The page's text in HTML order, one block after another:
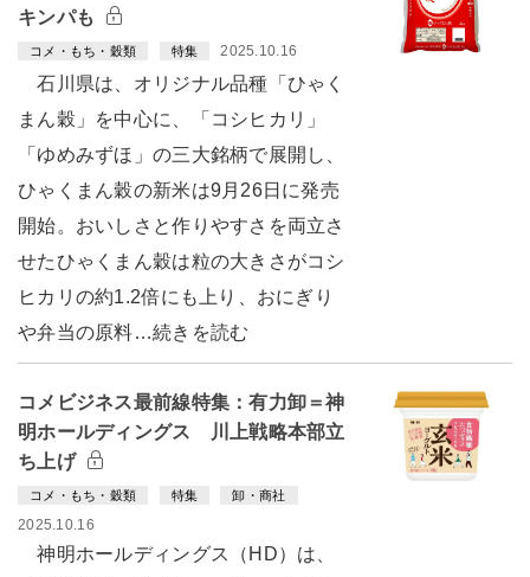
キンパも
コメ・もち・穀類 特集 2025.10.16
石川県は、オリジナル品種「ひゃく
まん穀」を中心に、「コシヒカリ」
「ゆめみずほ」の三大銘柄で展開し、
ひゃくまん穀の新米は9月26日に発売
開始。おいしさと作りやすさを両立さ
せたひゃくまん穀は粒の大きさがコシ
ヒカリの約1.2倍にも上り、おにぎり
や弁当の原料…続きを読む
コメビジネス最前線特集：有力卸＝神
明ホールディングス 川上戦略本部立
ち上げ
コメ・もち・穀類 特集 卸・商社
2025.10.16
神明ホールディングス（HD）は、